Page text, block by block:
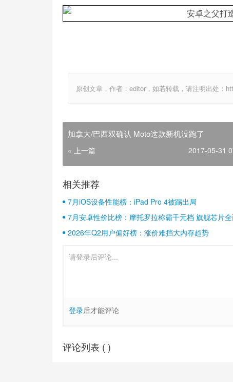
原创文章，作者：editor，如若转载，请注明出处：
加拿大/巴西双确认 Moto这款新机没跑了
« 上一篇 2017-05-31
相关推荐
7月iOS设备性能榜：iPad Pro 4被踢出局
7月安卓性价比榜：摩托罗拉称霸千元档 旗舰芯片
2026年Q2用户偏好榜：涨价难挡大内存趋势
登录后才能评论
评论列表 ( )